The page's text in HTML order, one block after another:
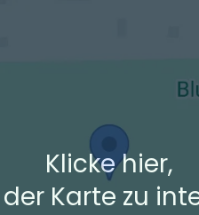
Klicke hier,
Karte zu